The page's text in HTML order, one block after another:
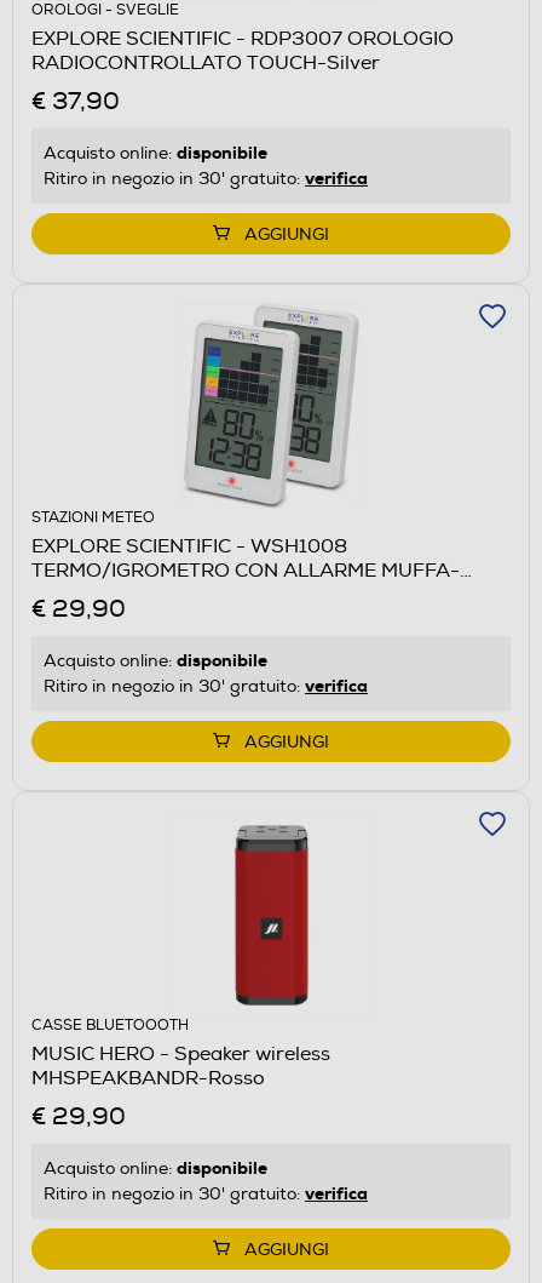
OROLOGI - SVEGLIE
EXPLORE SCIENTIFIC - RDP3007 OROLOGIO
RADIOCONTROLLATO TOUCH-Silver
€ 37,90
Acquisto online: disponibile
Ritiro in negozio in 30' gratuito: verifica
AGGIUNGI
STAZIONI METEO
EXPLORE SCIENTIFIC - WSH1008
TERMO/IGROMETRO CON ALLARME MUFFA-
WHITE
€ 29,90
Acquisto online: disponibile
Ritiro in negozio in 30' gratuito: verifica
AGGIUNGI
CASSE BLUETOOOTH
MUSIC HERO - Speaker wireless
MHSPEAKBANDR-Rosso
€ 29,90
Acquisto online: disponibile
Ritiro in negozio in 30' gratuito: verifica
AGGIUNGI